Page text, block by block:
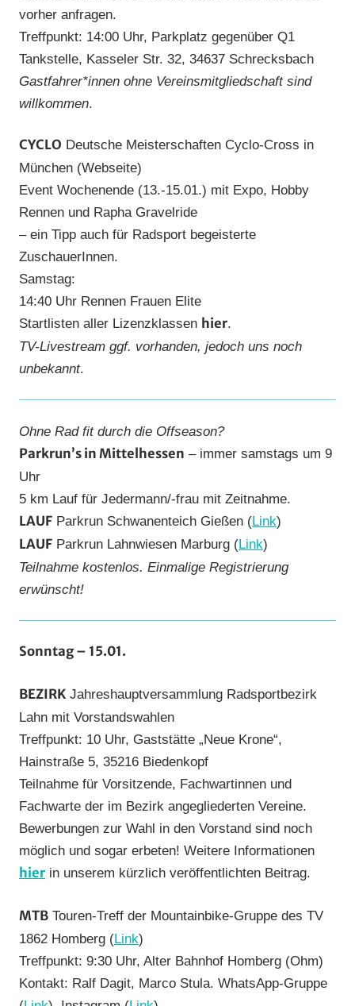
vorher anfragen.
Treffpunkt: 14:00 Uhr, Parkplatz gegenüber Q1
Tankstelle, Kasseler Str. 32, 34637 Schrecksbach
Gastfahrer*innen ohne Vereinsmitgliedschaft sind
willkommen
CYCLO Deutsche Meisterschaften Cyclo-Cross in
München (Webseite)
Event Wochenende (13.-15.01.) mit Expo, Hobby
Rennen und Rapha Gravelride
– ein Tipp auch für Radsport begeisterte
ZuschauerInnen.
Samstag:
14:40 Uhr Rennen Frauen Elite
Startlisten aller Lizenzklassen hier.
TV-Livestream ggf. vorhanden, jedoch uns noch
unbekannt.
Ohne Rad fit durch die Offseason?
Parkrun’s in Mittelhessen – immer samstags um 9
Uhr
5 km Lauf für Jedermann/-frau mit Zeitnahme.
LAUF Parkrun Schwanenteich Gießen (Link)
LAUF Parkrun Lahnwiesen Marburg (Link)
Teilnahme kostenlos. Einmalige Registrierung
erwünscht!
Sonntag – 15.01.
BEZIRK Jahreshauptversammlung Radsportbezirk
Lahn mit Vorstandswahlen
Treffpunkt: 10 Uhr, Gaststätte „Neue Krone“,
Hainstraße 5, 35216 Biedenkopf
Teilnahme für Vorsitzende, Fachwartinnen und
Fachwarte der im Bezirk angegliederten Vereine.
Bewerbungen zur Wahl in den Vorstand sind noch
möglich und sogar erbeten! Weitere Informationen
hier in unserem kürzlich veröffentlichten Beitrag.
MTB Touren-Treff der Mountainbike-Gruppe des TV
1862 Homberg (Link)
Treffpunkt: 9:30 Uhr, Alter Bahnhof Homberg (Ohm)
Kontakt: Ralf Dagit, Marco Stula. WhatsApp-Gruppe